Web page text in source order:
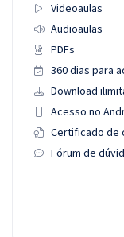
Videoaulas
Audioaulas
PDFs
360 dias para
Download
Acesso no
Certificado de
Fórum de